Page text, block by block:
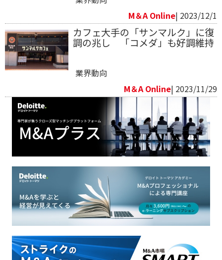
M＆A Online| 2023/12/1
カフェ大手の「サンマルク」に復
調の兆し 「コメダ」も好調維持
業界動向
M＆A Online| 2023/11/29